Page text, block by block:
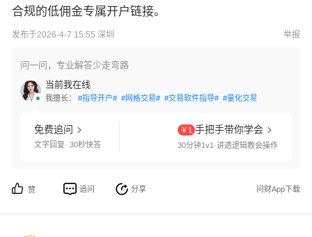
合规的低佣金专属开户链接。
发布于2026-4-7 15:55 深圳 举报
问一问，专业解答少走弯路
当前我在线
我擅长： #指导开户# #网格交易# #交易软件指导# #量化交易#
免费追问
文字回复· 30秒快答
￥1 手把手带你学会
30分钟1v1·讲透逻辑教会操作
赞 追问 分享 问财App下载